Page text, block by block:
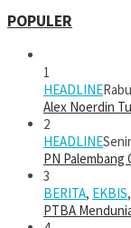
POPULER
1
HEADLINE
Alex Noerdin
2
HEADLINE
PN
3
BERITA, EKBIS,
PTBA